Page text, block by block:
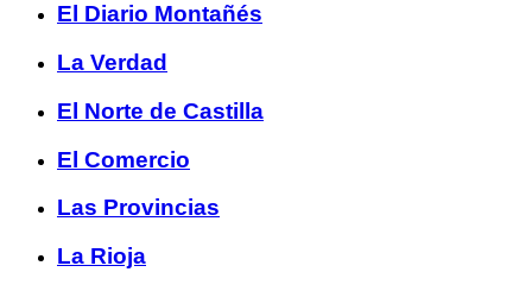
El Diario Montañés
La Verdad
El Norte de Castilla
El Comercio
Las Provincias
La Rioja